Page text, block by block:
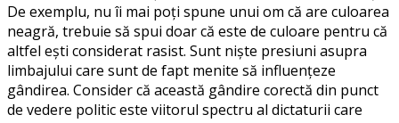
De exemplu, nu îi mai poți spune unui om că are culoarea
neagră, trebuie să spui doar că este de culoare pentru că
altfel ești considerat rasist. Sunt niște presiuni asupra
limbajului care sunt de fapt menite să influențeze
gândirea. Consider că această gândire corectă din punct
de vedere politic este viitorul spectru al dictaturii care